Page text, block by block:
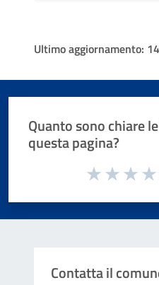
Ultimo aggiornamento:
Quanto sono chiare
questa pagina?
Valuta da 1 a 5 stelle la pagina
Contatta il